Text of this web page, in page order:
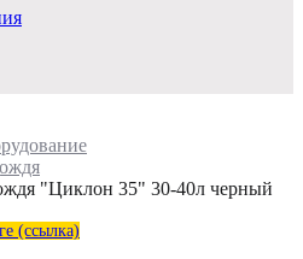
"Циклон 35" 30-40л черный
(ссылка)